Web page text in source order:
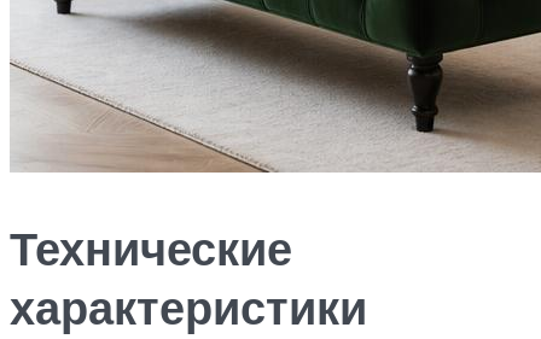
Технические
характеристики